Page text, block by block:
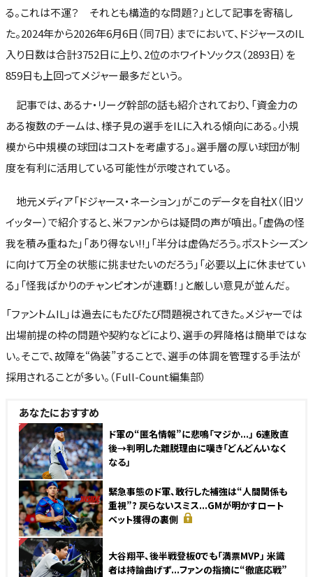
る。これは不運？ それとも構造的な問題？」として記事を寄稿し
た。2024年から2026年6月6日（同7日）までにおいて、ドジャースのIL
入り日数は合計3752日に上り、2位のホワイトソックス（2893日）を
859日も上回ってメジャー最多だという。
記事では、あるナ・リーグ幹部の話も紹介されており、「資金力の
ある複数のチームは、様子見の選手をILに入れる傾向にある。小規
模から中規模の球団はコストを考慮する」。選手層の厚い球団が制
度を有利に活用している可能性が示唆されている。
地元メディア「ドジャース・ネーション」がこのデータを自社X（旧ツ
イッター）で紹介すると、米ファンからは疑問の声が噴出。「虚偽の怪
我を積み重ねた」「あり得ない!!」「半分は虚偽だろう。ポストシーズン
に向けて万全の状態に挑ませたいのだろう」「必要以上に休ませてい
る」「怪我ばかりのチャンピオンが連覇！」と厳しい意見が並んだ。
「ファントムIL」は過去にもたびたび問題視されてきた。メジャーでは
出場前提の枠の問題や契約などにより、選手の昇降格は簡単ではな
い。そこで、故障を“偽装”することで、選手の体調を管理する手法が
採用されることが多い。（Full-Count編集部）
あなたにおすすめ
NEW
ド軍の“匿名情報”に悲鳴「マジか...」 6連敗直
後→判明した離脱理由に嘆き「どんどんいなく
なる」
緊急事態のド軍、敢行した補強は“人間関係も
重視”? 戻らないスミス...GMが明かすロート
ベット獲得の裏側
NEW
大谷翔平、後半戦登板0でも「満票MVP」 米識
者は持論曲げず...ファンの指摘に“徹底応戦”